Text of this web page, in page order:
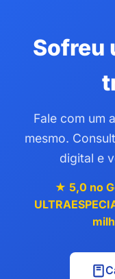
Sofreu
Fale com um
mesmo.
digital e
★ 5,0 no